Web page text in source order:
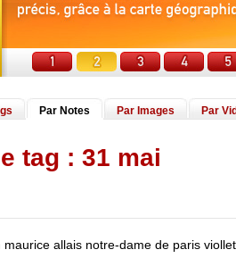
Par Notes Par Images Par
tag : 31 mai
maurice allais notre-dame de paris